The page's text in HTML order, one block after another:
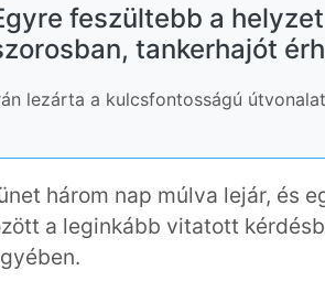
feszültebb a
tankerhajót
lezárta a kulcsfontosságú
három nap múlva lejár, és
a leginkább vitatott